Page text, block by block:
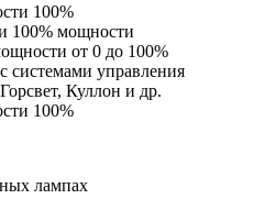
100%
100% мощности
от 0 до 100%
системами управления
Куллон и др.
100%
лампах